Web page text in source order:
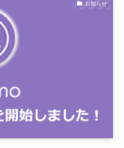
お知らせ